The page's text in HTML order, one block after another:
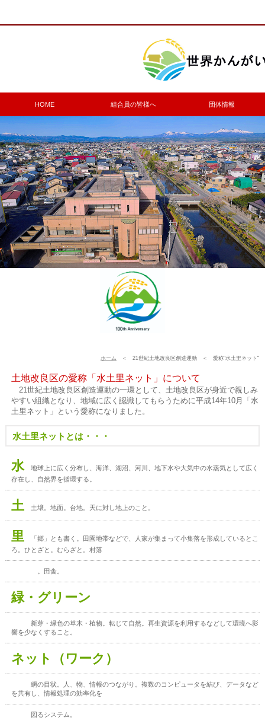
HOME 組合員の皆様へ 団体情報
ホーム ＜ 21世紀土地改良区創造運動 ＜ 愛称"水土里ネット"
土地改良区の愛称「水土里ネット」について
21世紀土地改良区創造運動の一環として、土地改良区が身近で親しみ
やすい組織となり、地域に広く認識してもらうために平成14年10月「水
土里ネット」という愛称になりました。
水土里ネットとは・・・
水地球上に広く分布し、海洋、湖沼、河川、地下水や大気中の水蒸気として広く
存在し、自然界を循環する。
土土壌。地面。台地。天に対し地上のこと。
里 「郷」とも書く。田園地帯などで、人家が集まって小集落を形成しているとこ
ろ。ひとざと。むらざと。村落
。田舎。
緑・グリーン
新芽・緑色の草木・植物。転じて自然。再生資源を利用するなどして環境へ影
響を少なくすること。
ネット（ワーク）
網の目状。人、物、情報のつながり。複数のコンピュータを結び、データなど
を共有し、情報処理の効率化を
図るシステム。